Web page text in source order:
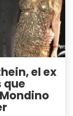
el ex
que